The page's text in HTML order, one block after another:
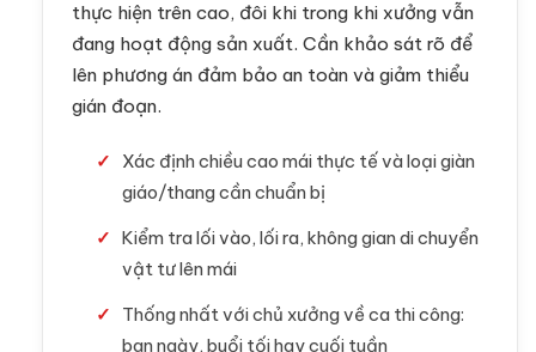
thực hiện trên cao, đôi khi trong khi xưởng vẫn
đang hoạt động sản xuất. Cần khảo sát rõ để
lên phương án đảm bảo an toàn và giảm thiểu
gián đoạn.
Xác định chiều cao mái thực tế và loại giàn
giáo/thang cần chuẩn bị
Kiểm tra lối vào, lối ra, không gian di chuyển
vật tư lên mái
Thống nhất với chủ xưởng về ca thi công:
ban ngày, buổi tối hay cuối tuần